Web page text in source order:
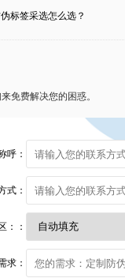
标签采选怎么选？
免费解决您的困惑。
呼：
式：
：：
求：